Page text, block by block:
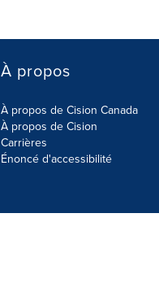
À propos
À propos de Cision Canada
À propos de Cision
Carrières
Énoncé d'accessibilité